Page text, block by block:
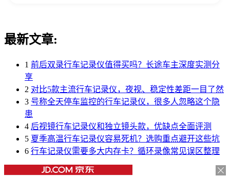
最新文章:
1 前后双录行车记录仪值得买吗？长途车主深度实测分
享
2 对比5款主流行车记录仪，夜视、稳定性差距一目了然
3 号称全天停车监控的行车记录仪，很多人忽略这个隐
患
4 后视镜行车记录仪和独立镜头款，优缺点全面评测
5 夏季高温行车记录仪容易死机？选购重点避开这些坑
6 行车记录仪需要多大内存卡？循环录像常见误区整理